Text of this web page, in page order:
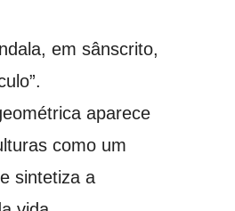
em sânscrito,
aparece
como um
sintetiza a